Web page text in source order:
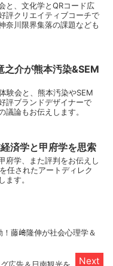
と、文化学とQRコード広
評クリエイティブコーチで
奈川限界集落の課題なども
之介が熊本汚染&SEM
験会と、熊本汚染やSEM
評ブランドデザイナーで
論もお伝えします。
済学と甲府学を思索
府学、また評判をお伝えし
任されたアートディレク
ます。
藤﨑隆伸が社会心理学＆